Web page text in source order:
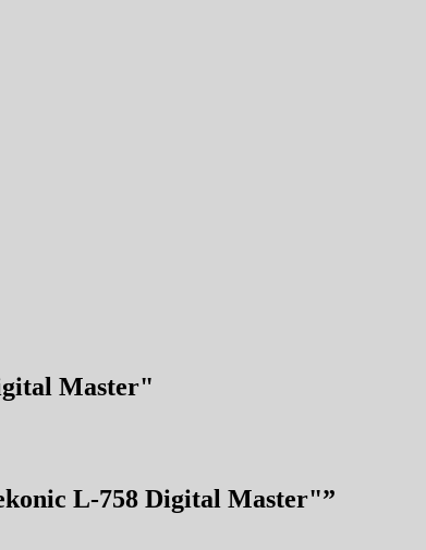
Master"
L-758 Digital Master"”